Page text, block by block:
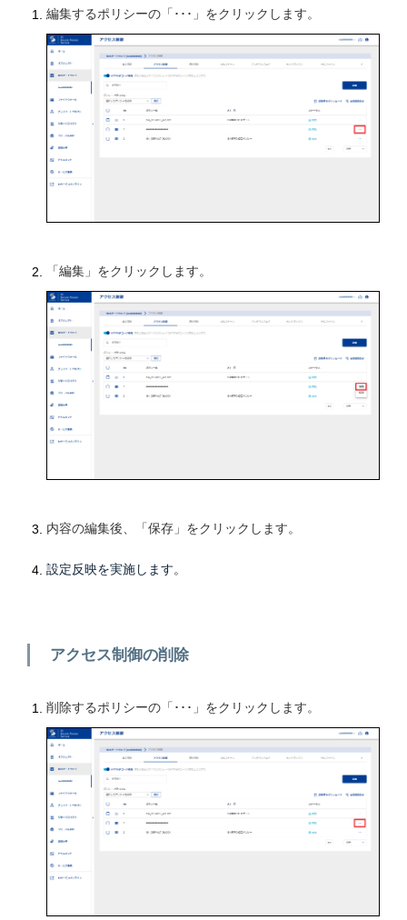
編集するポリシーの「･･･」をクリックします。
「編集」をクリックします。
内容の編集後、「保存」をクリックします。
設定反映を実施します。
アクセス制御の削除
削除するポリシーの「･･･」をクリックします。